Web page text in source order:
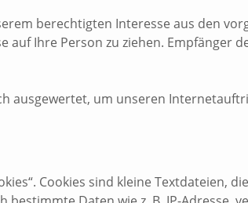
berechtigten Interesse aus den
auf Ihre Person zu ziehen. Empfänger
ausgewertet, um unseren
Cookies sind kleine Textdateien,